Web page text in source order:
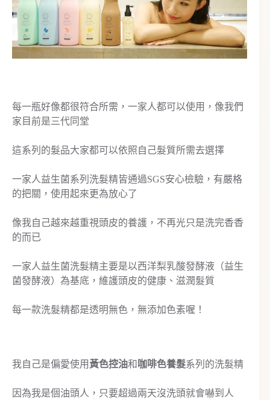
每一瓶好像都很符合所需，一家人都可以使用，像我們
家目前是三代同堂
這系列的髮品大家都可以依照自己髮質所需去選擇
一家人益生菌系列洗髮精皆通過SGS安心檢驗，有嚴格
的把關，使用起來更為放心了
像我自己越來越重視頭皮的養護，不再光只是洗完香香
的而已
一家人益生菌洗髮精主要是以西洋梨乳酸發酵液（益生
菌發酵液）為基底，維護頭皮的健康、滋潤髮質
每一款洗髮精都是透明無色，無添加色素喔！
我自己是偏愛使用黃色控油和 咖啡色養髮系列的洗髮精
因為我是個油頭人，只要超過兩天沒洗頭就會嚇到人